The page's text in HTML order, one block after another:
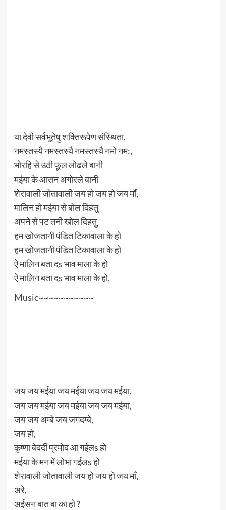
या देवी सर्वभूतेषु शक्तिरूपेण संस्थिता,
नमस्तस्यै नमस्तस्यै नमस्तस्यै नमो नम:,
भोरहि से उठी फूल लोढले बानी
मईया के आसन अगोरले बानी
शेरावाली जोतावाली जय हो जय हो जय माँ,
मालिन हो मईया से बोल दिहतु
अपने से पट तनी खोल दिहतु
हम खोजतानी पंडित टिकावाला के हो
हम खोजतानी पंडित टिकावाला के हो
ऐ मालिन बता दs भाव माला के हो
ऐ मालिन बता दs भाव माला के हो,
Music~~~~~~~~~~~
जय जय मईया जय मईया जय जय मईया,
जय जय मईया जय मईया जय जय मईया,
जय जय अम्बे जय जगदम्बे,
जय हो,
कृष्णा बेदर्दी प्रमोद आ गईलs हो
मईया के मन में लोभा गईलs हो
शेरावाली जोतावाली जय हो जय हो जय माँ,
अरे,
अईसन बात बा का हो ?